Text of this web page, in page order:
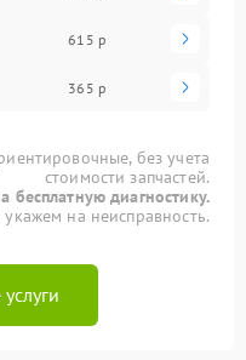
615 р
365 р
без учета
стоимости запчастей.
бесплатную диагностику.
на неисправность.